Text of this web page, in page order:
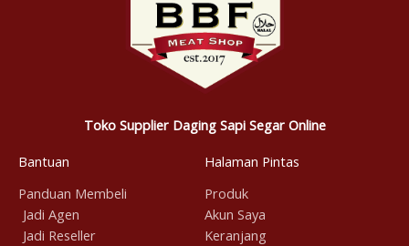
Toko Supplier Daging Sapi Segar Online
Bantuan
Panduan Membeli
Jadi Agen
Jadi Reseller
Halaman Pintas
Produk
Akun Saya
Keranjang